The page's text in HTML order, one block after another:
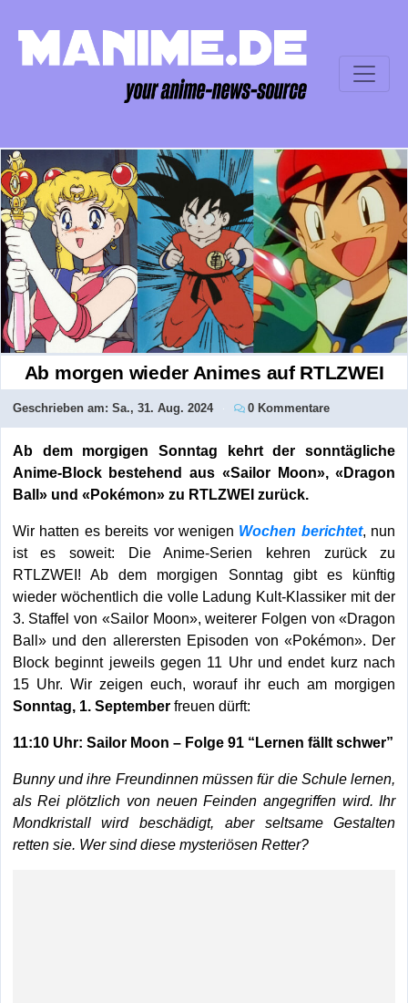
Ab morgen wieder Animes auf RTLZWEI
Geschrieben am: Sa., 31. Aug. 2024 0 Kommentare
Ab dem morgigen Sonntag kehrt der sonntägliche
Anime-Block bestehend aus «Sailor Moon», «Dragon
Ball» und «Pokémon» zu RTLZWEI zurück.
Wir hatten es bereits vor wenigen Wochen berichtet, nun
ist es soweit: Die Anime-Serien kehren zurück zu
RTLZWEI! Ab dem morgigen Sonntag gibt es künftig
wieder wöchentlich die volle Ladung Kult-Klassiker mit der
3. Staffel von «Sailor Moon», weiterer Folgen von «Dragon
Ball» und den allerersten Episoden von «Pokémon». Der
Block beginnt jeweils gegen 11 Uhr und endet kurz nach
15 Uhr. Wir zeigen euch, worauf ihr euch am morgigen
Sonntag, 1. Septemberfreuen dürft:
11:10 Uhr: Sailor Moon – Folge 91 “Lernen fällt schwer”
Bunny und ihre Freundinnen müssen für die Schule lernen,
als Rei plötzlich von neuen Feinden angegriffen wird. Ihr
Mondkristall wird beschädigt, aber seltsame Gestalten
retten sie. Wer sind diese mysteriösen Retter?